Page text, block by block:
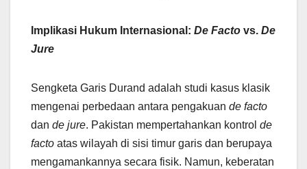
Implikasi Hukum Internasional: De Facto vs. De
Jure
Sengketa Garis Durand adalah studi kasus klasik
mengenai perbedaan antara pengakuan de facto
dan de jure. Pakistan mempertahankan kontrol de
facto atas wilayah di sisi timur garis dan berupaya
mengamankannya secara fisik. Namun, keberatan